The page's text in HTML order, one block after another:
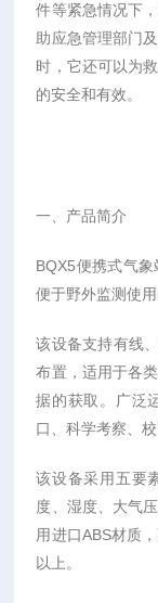
件等紧急情况下
助应急管理部门
时，它还可以为
的安全和有效。
一、产品简介
BQX5便携式气象
便于野外监测使
该设备支持有线
布置，适用于各
据的获取。广泛
口、科学考察、校
该设备采用五要
度、湿度、大气
用进口ABS材质
以上。